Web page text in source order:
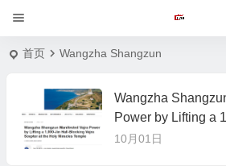
首页 Wangzha Shangzun
Wangzha
Power by Lifting a
ng Vajra Scepter
10月01日